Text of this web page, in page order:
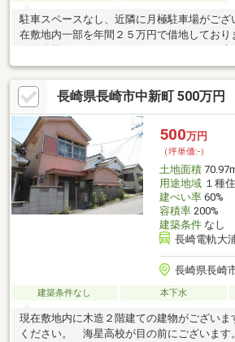
駐車スペースなし、近隣に月極駐車場がござ
在敷地内一部を年間２５万円で借地しており
長崎県長崎市中新町 500万円
500万円
（坪単価:-）
土地面積
用途地域１種
建ぺい率60%
容積率200%
建築条件なし
長崎電軌大
長崎県長崎
建築条件なし 本下水
現在敷地内に木造２階建ての建物がござい
ください。 海星高校が目の前にございます